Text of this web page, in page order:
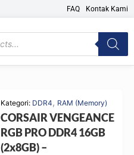
FAQ Kontak Kami
Kategori: DDR4, RAM (Memory)
CORSAIR VENGEANCE
RGB PRO DDR4 16GB
(2x8GB) –